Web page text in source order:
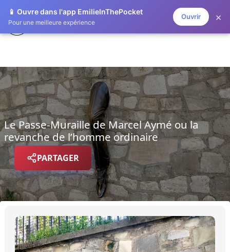
📱 Ouvre dans l'app EmilieInThePocket
Pour une meilleure expérience
Ouvrir ×
EMILIE IN THE POCKET
Le Passe-Muraille de Marcel Aymé ou la
revanche de l’homme ordinaire
PARTAGER